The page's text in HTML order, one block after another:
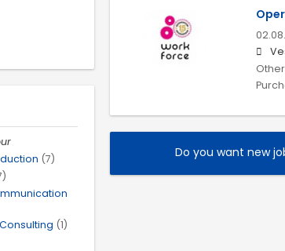
Do you want new
(7)
(1)